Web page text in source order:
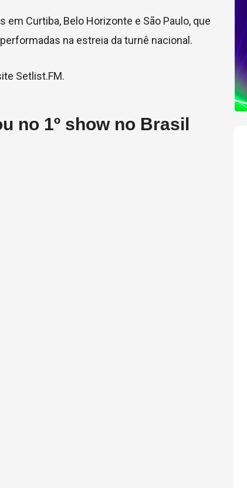
Curtiba, Belo Horizonte e São Paulo, que
na estreia da turnê nacional.
Setlist.FM.
no 1º show no Brasil